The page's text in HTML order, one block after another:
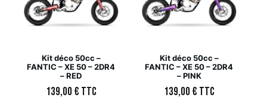
Kit déco 50cc –
FANTIC – XE 50 – 2DR4
– RED
139,00€ TTC
Kit déco 50cc –
FANTIC – XE 50 – 2DR4
– PINK
139,00€ TTC